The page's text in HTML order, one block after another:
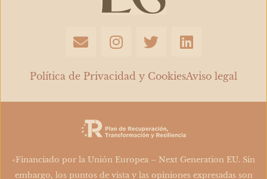
E
n
e
o
p
e
I
n
t
g
r
a
m
T
w
t
e
r
L
i
k
d
n
Política de Privacidad y CookiesAviso legal
«Financiado por la Unión Europea – Next Generation EU. Sin
embargo, los puntos de vista y las opiniones expresadas son